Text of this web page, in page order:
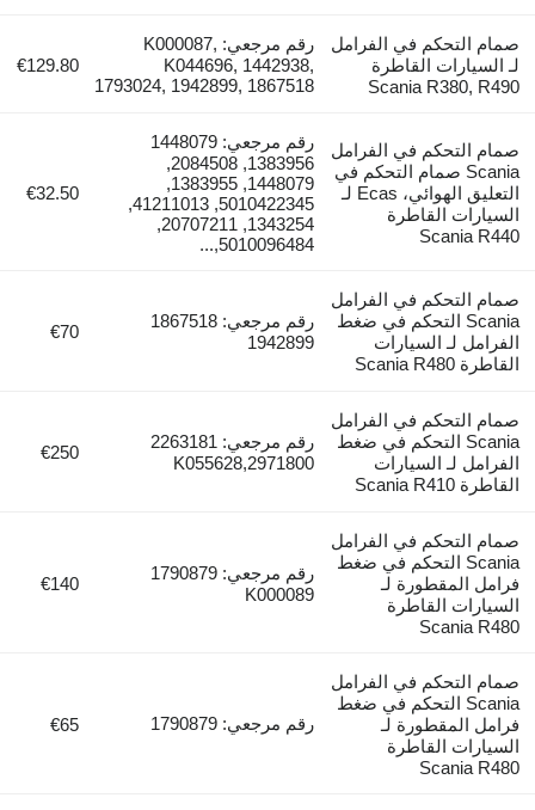
صمام التحكم في الفرامل
لـ السيارات القاطرة
Scania R380, R490
رقم مرجعي: K000087,
K044696, 1442938,
1793024, 1942899, 1867518
€129.80
صمام التحكم في الفرامل
Scania صمام التحكم في
التعليق الهوائي، Ecas لـ
السيارات القاطرة
Scania R440
رقم مرجعي: 1448079
1383956, 2084508,
1448079, 1383955,
5010422345, 41211013,
1343254, 20707211,
5010096484,...
€32.50
صمام التحكم في الفرامل
Scania التحكم في ضغط
الفرامل لـ السيارات
القاطرة Scania R480
رقم مرجعي: 1867518
1942899
€70
صمام التحكم في الفرامل
Scania التحكم في ضغط
الفرامل لـ السيارات
القاطرة Scania R410
رقم مرجعي: 2263181
2971800,K055628
€250
صمام التحكم في الفرامل
Scania التحكم في ضغط
فرامل المقطورة لـ
السيارات القاطرة
Scania R480
رقم مرجعي: 1790879
K000089
€140
صمام التحكم في الفرامل
Scania التحكم في ضغط
فرامل المقطورة لـ
السيارات القاطرة
Scania R480
رقم مرجعي: 1790879 €65